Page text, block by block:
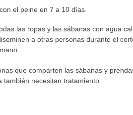
el peine en 7 a 10 días.
las ropas y las sábanas con agua
a otras personas durante el
que comparten las sábanas y
también necesitan tratamiento.